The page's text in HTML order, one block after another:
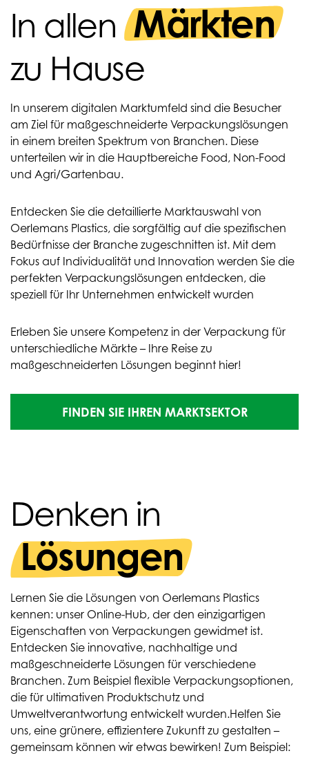
In allen Märkten
zu Hause
In unserem digitalen Marktumfeld sind die Besucher
am Ziel für maßgeschneiderte Verpackungslösungen
in einem breiten Spektrum von Branchen. Diese
unterteilen wir in die Hauptbereiche Food, Non-Food
und Agri/Gartenbau.
Entdecken Sie die detaillierte Marktauswahl von
Oerlemans Plastics, die sorgfältig auf die spezifischen
Bedürfnisse der Branche zugeschnitten ist. Mit dem
Fokus auf Individualität und Innovation werden Sie die
perfekten Verpackungslösungen entdecken, die
speziell für Ihr Unternehmen entwickelt wurden
Erleben Sie unsere Kompetenz in der Verpackung für
unterschiedliche Märkte – Ihre Reise zu
maßgeschneiderten Lösungen beginnt hier!
FINDEN SIE IHREN MARKTSEKTOR
Denken in
Lösungen
Lernen Sie die Lösungen von Oerlemans Plastics
kennen: unser Online-Hub, der den einzigartigen
Eigenschaften von Verpackungen gewidmet ist.
Entdecken Sie innovative, nachhaltige und
maßgeschneiderte Lösungen für verschiedene
Branchen. Zum Beispiel flexible Verpackungsoptionen,
die für ultimativen Produktschutz und
Umweltverantwortung entwickelt wurden.Helfen Sie
uns, eine grünere, effizientere Zukunft zu gestalten –
gemeinsam können wir etwas bewirken! Zum Beispiel: